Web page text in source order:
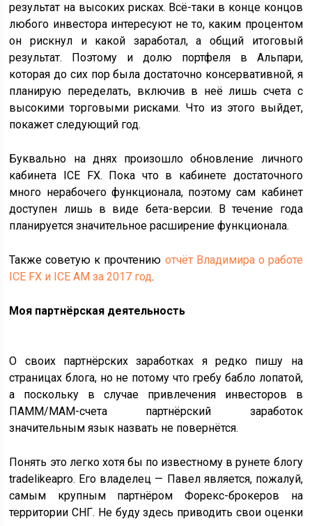
результат на высоких рисках. Всё-таки в конце концов
любого инвестора интересуют не то, каким процентом
он рискнул и какой заработал, а общий итоговый
результат. Поэтому и долю портфеля в Альпари,
которая до сих пор была достаточно консервативной, я
планирую переделать, включив в неё лишь счета с
высокими торговыми рисками. Что из этого выйдет,
покажет следующий год.
Буквально на днях произошло обновление личного
кабинета ICE FX. Пока что в кабинете достаточного
много нерабочего функционала, поэтому сам кабинет
доступен лишь в виде бета-версии. В течение года
планируется значительное расширение функционала.
Также советую к прочтению отчёт Владимира о работе
ICE FX и ICE AM за 2017 год.
Моя партнёрская деятельность
О своих партнёрских заработках я редко пишу на
страницах блога, но не потому что гребу бабло лопатой,
а поскольку в случае привлечения инвесторов в
ПАММ/MAM-счета партнёрский заработок
значительным язык назвать не повернётся.
Понять это легко хотя бы по известному в рунете блогу
tradelikeapro. Его владелец — Павел является, пожалуй,
самым крупным партнёром Форекс-брокеров на
территории СНГ. Не буду здесь приводить свои оценки